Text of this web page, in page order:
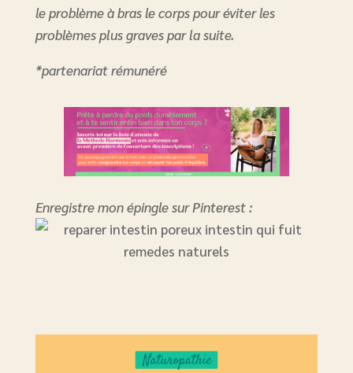
le problème à bras le corps pour éviter les
problèmes plus graves par la suite.
*partenariat rémunéré
Enregistre mon épingle sur Pinterest :